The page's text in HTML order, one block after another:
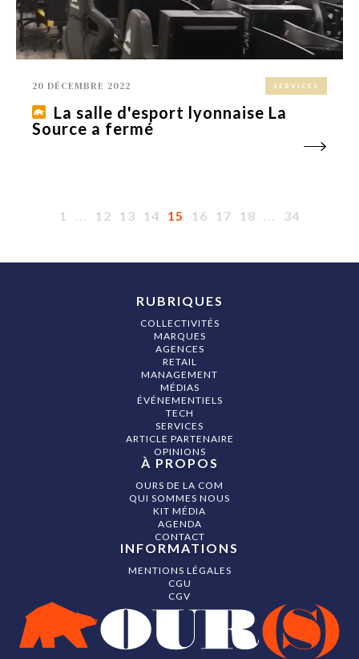
20 DÉCEMBRE 2022 SERVICES
La salle d'esport lyonnaise La
Source a fermé
1 ... 12 13 14 15 16 17 18 ... 34
RUBRIQUES
COLLECTIVITÉS
MARQUES
AGENCES
RETAIL
MANAGEMENT
MÉDIAS
ÉVÉNEMENTIELS
TECH
SERVICES
ARTICLE PARTENAIRE
OPINIONS
À PROPOS
OURS DE LA COM
QUI SOMMES NOUS
KIT MÉDIA
AGENDA
CONTACT
INFORMATIONS
MENTIONS LÉGALES
CGU
CGV